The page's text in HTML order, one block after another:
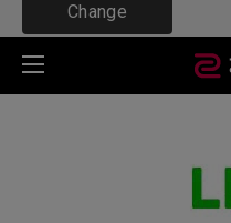
Change